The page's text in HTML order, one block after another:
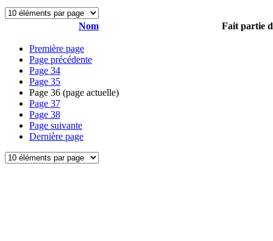
Nom Fait partie
Première page
Page précédente
Page 34
Page 35
Page 36 (page actuelle)
Page 37
Page 38
Page suivante
Dernière page